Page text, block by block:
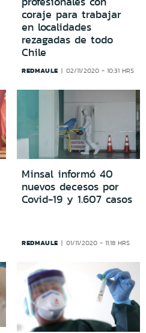
coraje para trabajar
en localidades
rezagadas de todo
Chile
REDMAULE 02/11/2020 - 10:31 HRS
Minsal informó 40
nuevos decesos por
Covid-19 y 1.607 casos
REDMAULE 01/11/2020 - 11:18 HRS